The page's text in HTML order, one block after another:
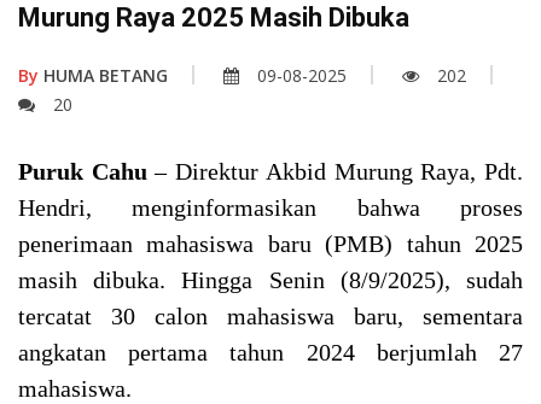
Murung Raya 2025 Masih Dibuka
By HUMA BETANG 09-08-2025
202
20
Puruk Cahu – Direktur Akbid Murung Raya, Pdt.
Hendri, menginformasikan bahwa proses
penerimaan mahasiswa baru (PMB) tahun 2025
masih dibuka. Hingga Senin (8/9/2025), sudah
tercatat 30 calon mahasiswa baru, sementara
angkatan pertama tahun 2024 berjumlah 27
mahasiswa.